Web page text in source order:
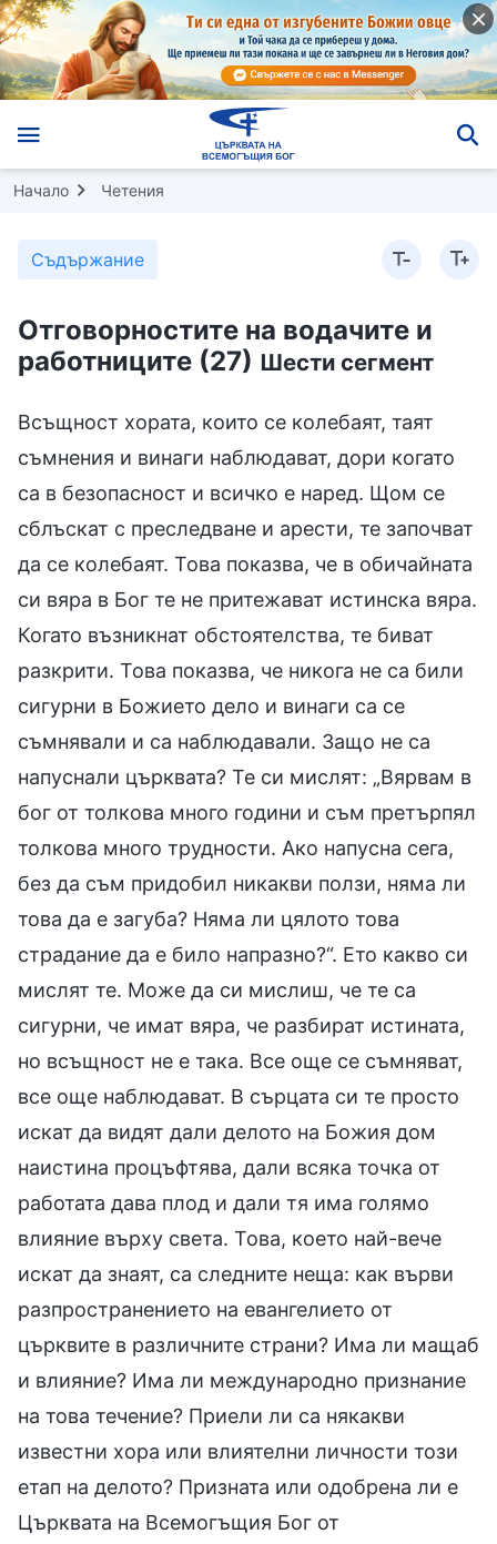
Начало Четения
Съдържание
Отговорностите на водачите и
работниците (27) Шести сегмент
Всъщност хората, които се колебаят, таят
съмнения и винаги наблюдават, дори когато
са в безопасност и всичко е наред. Щом се
сблъскат с преследване и арести, те започват
да се колебаят. Това показва, че в обичайната
си вяра в Бог те не притежават истинска вяра.
Когато възникнат обстоятелства, те биват
разкрити. Това показва, че никога не са били
сигурни в Божието дело и винаги са се
съмнявали и са наблюдавали. Защо не са
напуснали църквата? Те си мислят: „Вярвам в
бог от толкова много години и съм претърпял
толкова много трудности. Ако напусна сега,
без да съм придобил никакви ползи, няма ли
това да е загуба? Няма ли цялото това
страдание да е било напразно?“. Ето какво си
мислят те. Може да си мислиш, че те са
сигурни, че имат вяра, че разбират истината,
но всъщност не е така. Все още се съмняват,
все още наблюдават. В сърцата си те просто
искат да видят дали делото на Божия дом
наистина процъфтява, дали всяка точка от
работата дава плод и дали тя има голямо
влияние върху света. Това, което най-вече
искат да знаят, са следните неща: как върви
разпространението на евангелието от
църквите в различните страни? Има ли мащаб
и влияние? Има ли международно признание
на това течение? Приели ли са някакви
известни хора или влиятелни личности този
етап на делото? Призната или одобрена ли е
Църквата на Всемогъщия Бог от